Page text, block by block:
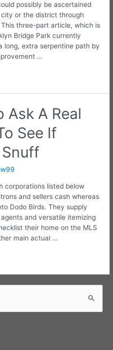
possibly be ascertained
or the district through
three-part article, which is
Bridge Park currently
long, extra serpentine path by
…
Ask A Real
See If
Snuff
corporations listed below
and sellers cash whereas
Dodo Birds. They supply
and versatile itemizing
their home on the MLS
main actual …